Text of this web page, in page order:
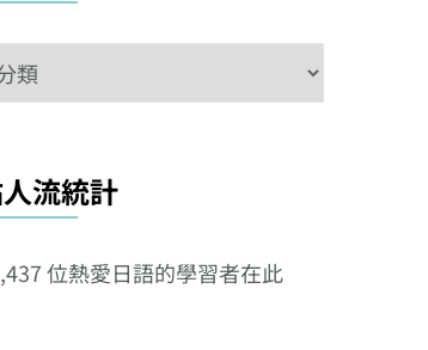
流統計
位熱愛日語的學習者在此